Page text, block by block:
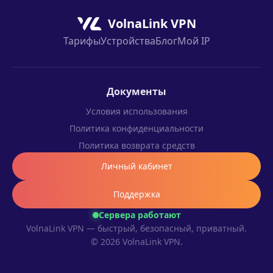
VolnaLink VPN
ТарифыУстройстваБлогМой IP
Сервера работают
VolnaLink VPN — быстрый, безопасный, приватный.
© 2026 VolnaLink VPN.
Документы
Условия использования
Политика конфиденциальности
Политика возврата средств
Личный кабинет
Поддержка